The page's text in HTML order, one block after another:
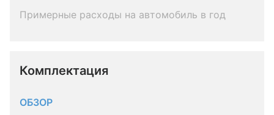
Примерные расходы на автомобиль в год
Комплектация
ОБЗОР